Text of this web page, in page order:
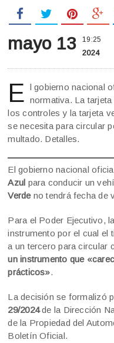
mayo 13 19:25
2024
E l gobierno nacional
normativa. La
los controles y la tarjeta
se necesita para circular
multado. Detalles.
El gobierno nacional
Azul para conducir un
Verdeno tendrá fecha de
Para el Poder Ejecutivo,
instrumento por el cual el
a un tercero para circular
un instrumento que
prácticos».
La decisión se formalizó
29/2024de la Dirección
de la Propiedad del
Boletín Oficial.